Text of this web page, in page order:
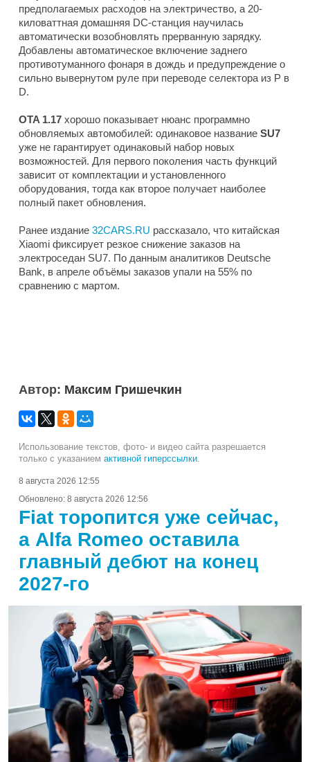
предполагаемых расходов на электричество, а 20-
киловаттная домашняя DC-станция научилась
автоматически возобновлять прерванную зарядку.
Добавлены автоматическое включение заднего
противотуманного фонаря в дождь и предупреждение о
сильно вывернутом руле при переводе селектора из P в
D.
OTA 1.17 хорошо показывает нюанс программно
обновляемых автомобилей: одинаковое название SU7
уже не гарантирует одинаковый набор новых
возможностей. Для первого поколения часть функций
зависит от комплектации и установленного
оборудования, тогда как второе получает наиболее
полный пакет обновления.
Ранее издание 32CARS.RU рассказало, что китайская
Xiaomi фиксирует резкое снижение заказов на
электроседан SU7. По данным аналитиков Deutsche
Bank, в апреле объёмы заказов упали на 55% по
сравнению с мартом.
Автор: Максим Гришечкин
Использование текстов, фото- и видео сайта разрешается
только с указанием активной гиперссылки
8 августа 2026 12:55
Обновлено: 8 августа 2026 12:56
Fiat торопится уже сейчас,
а Alfa Romeo оставила
главный дебют на конец
2027-го